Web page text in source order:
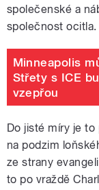
společenské a
společnost ocitla.
Minneapolis
Střety s ICE
vzepřou
Do jisté míry je
na podzim
ze strany
to po vraždě